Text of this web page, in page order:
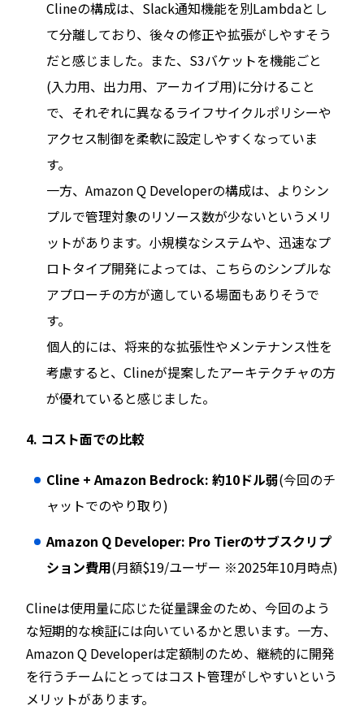
Clineの構成は、Slack通知機能を別Lambdaとし
て分離しており、後々の修正や拡張がしやすそう
だと感じました。また、S3バケットを機能ごと
(入力用、出力用、アーカイブ用)に分けること
で、それぞれに異なるライフサイクルポリシーや
アクセス制御を柔軟に設定しやすくなっていま
す。
一方、Amazon Q Developerの構成は、よりシン
プルで管理対象のリソース数が少ないというメリ
ットがあります。小規模なシステムや、迅速なプ
ロトタイプ開発によっては、こちらのシンプルな
アプローチの方が適している場面もありそうで
す。
個人的には、将来的な拡張性やメンテナンス性を
考慮すると、Clineが提案したアーキテクチャの方
が優れていると感じました。
4. コスト面での比較
Cline + Amazon Bedrock: 約10ドル弱(今回のチ
ャットでのやり取り)
Amazon Q Developer: Pro Tierのサブスクリプ
ション費用(月額$19/ユーザー ※2025年10月時点)
Clineは使用量に応じた従量課金のため、今回のよう
な短期的な検証には向いているかと思います。一方、
Amazon Q Developerは定額制のため、継続的に開発
を行うチームにとってはコスト管理がしやすいという
メリットがあります。